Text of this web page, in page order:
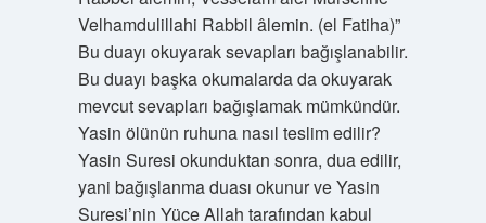
Velhamdulillahi Rabbil âlemin. (el Fatiha)”
Bu duayı okuyarak sevapları bağışlanabilir.
Bu duayı başka okumalarda da okuyarak
mevcut sevapları bağışlamak mümkündür.
Yasin ölünün ruhuna nasıl teslim edilir?
Yasin Suresi okunduktan sonra, dua edilir,
yani bağışlanma duası okunur ve Yasin
Suresi’nin Yüce Allah tarafından kabul